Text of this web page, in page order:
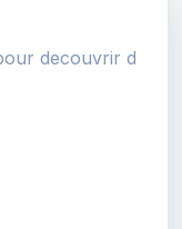
decouvrir d